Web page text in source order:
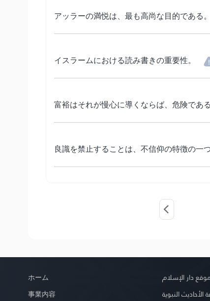
アッラーの満悦は、最も高尚な目的である。
イスラームにおける読み書きの重要性。
富裕はそれが慢心に導くならば、危険であ
良識を禁止することは、不信仰の特徴の一
ホーム
事業内容
موقع دار الإسلام
النبوية